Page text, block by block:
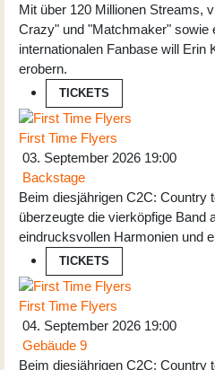
Mit über 120 Millionen Streams,
Crazy" und "Matchmaker" sowie
internationalen Fanbase will Erin
erobern.
TICKETS
First Time Flyers
03. September 2026 19:00
Backstage
Beim diesjährigen C2C: Country
überzeugte die vierköpfige Band
eindrucksvollen Harmonien und
TICKETS
First Time Flyers
04. September 2026 19:00
Gebäude 9
Beim diesjährigen C2C: Country